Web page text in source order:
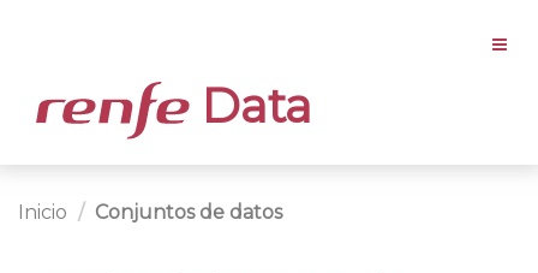
Data
Inicio Conjuntos de datos